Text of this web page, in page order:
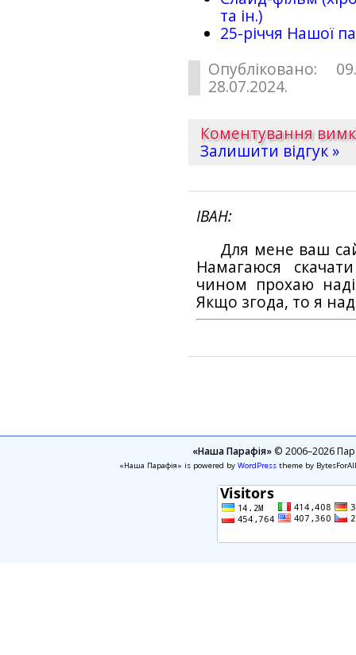
та ін.)
25-рiччя Нашої
Опубліковано:
28.07.2024.
Коментування
Залишити відгук »
ІВАН
Для мене ваш
Намагаюся
чином прохаю
Якщо згода, то я
«Наша Парафія»© 2006–2026
«Наша Парафія» is powered by WordPresstheme by